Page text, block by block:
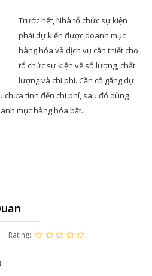
Trước hết, Nhà tổ chức sự kiện
phải dự kiến được doanh mục
hàng hóa và dịch vụ cần thiết cho
tổ chức sự kiện về số lượng, chất
lượng và chi phí. Cần cố gắng dự
chưa tính đến chi phí, sau đó dùng
mục hàng hóa bắt...
Rating: